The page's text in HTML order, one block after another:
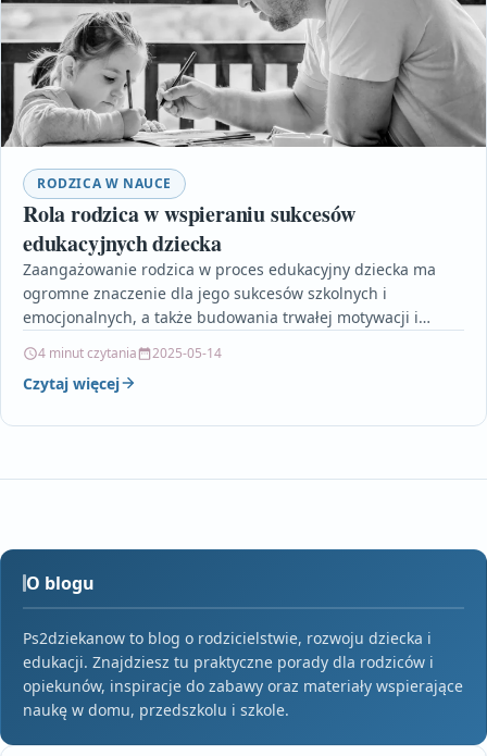
RODZICA W NAUCE
Rola rodzica w wspieraniu sukcesów
edukacyjnych dziecka
Zaangażowanie rodzica w proces edukacyjny dziecka ma
ogromne znaczenie dla jego sukcesów szkolnych i
emocjonalnych, a także budowania trwałej motywacji i
4 minut czytania 2025-05-14
Czytaj więcej
O blogu
Ps2dziekanow to blog o rodzicielstwie, rozwoju dziecka i
edukacji. Znajdziesz tu praktyczne porady dla rodziców i
opiekunów, inspiracje do zabawy oraz materiały wspierające
naukę w domu, przedszkolu i szkole.